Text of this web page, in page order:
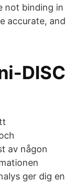
not binding in
accurate, and
DISC
av någon
ger dig en